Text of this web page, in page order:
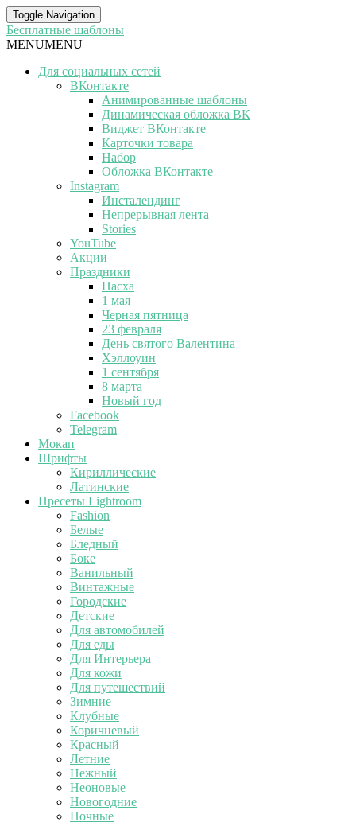
Toggle Navigation
Бесплатные шаблоны
MENUMENU
Для социальных сетей
ВКонтакте
Анимированные шаблоны
Динамическая обложка ВК
Виджет ВКонтакте
Карточки товара
Набор
Обложка ВКонтакте
Instagram
Инсталендинг
Непрерывная лента
Stories
YouTube
Акции
Праздники
Пасха
1 мая
Черная пятница
23 февраля
День святого Валентина
Хэллоуин
1 сентября
8 марта
Новый год
Facebook
Telegram
Мокап
Шрифты
Кириллические
Латинские
Пресеты Lightroom
Fashion
Белые
Бледный
Боке
Ванильный
Винтажные
Городские
Детские
Для автомобилей
Для еды
Для Интерьера
Для кожи
Для путешествий
Зимние
Клубные
Коричневый
Красный
Летние
Нежный
Неоновые
Новогодние
Ночные